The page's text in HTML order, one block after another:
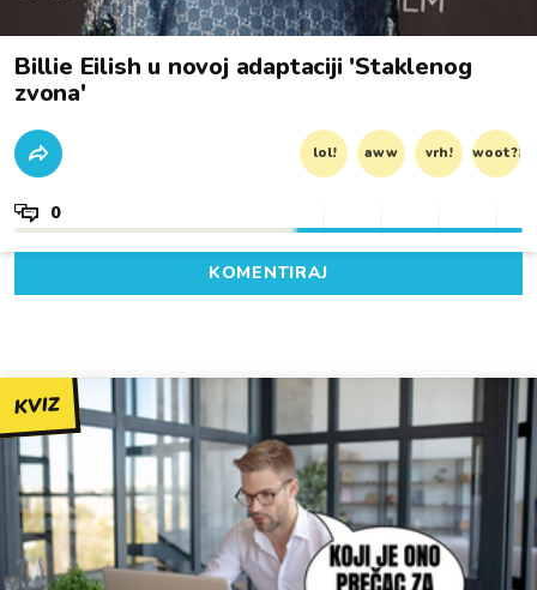
Billie Eilish u novoj adaptaciji 'Staklenog
zvona'
lol! aww vrh! woot?!
0
KOMENTIRAJ
KVIZ